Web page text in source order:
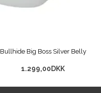
Bullhide Big Boss Silver Belly
1.299,00 DKK